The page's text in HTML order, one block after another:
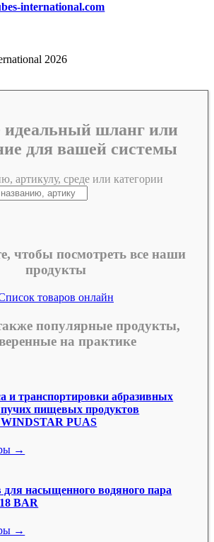
international.com
2026
идеальный шланг или
для вашей системы
артикулу, среде или категории
чтобы посмотреть все наши
продукты
товаров онлайн
популярные продукты,
на практике
и транспортировки абразивных
пищевых продуктов
PUAS
→
насыщенного водяного пара
BAR
→